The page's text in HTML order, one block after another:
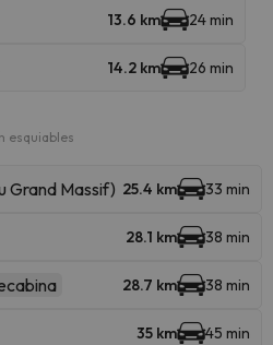
13.6 km 24 min
14.2 km 26 min
esquiables
Grand Massif) 25.4 km 33 min
28.1 km 38 min
28.7 km 38 min
35 km 45 min